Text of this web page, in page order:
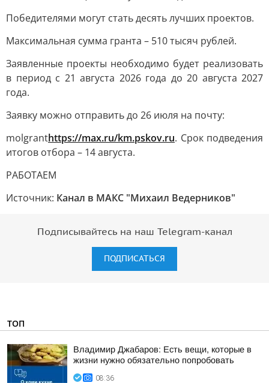
Победителями могут стать десять лучших проектов.
Максимальная сумма гранта – 510 тысяч рублей.
Заявленные проекты необходимо будет реализовать
в период с 21 августа 2026 года до 20 августа 2027
года.
Заявку можно отправить до 26 июля на почту:
molgranthttps://max.ru/km.pskov.ru. Срок подведения
итогов отбора – 14 августа.
РАБОТАЕМ
Источник: Канал в МАКС "Михаил Ведерников"
Подписывайтесь на наш Telegram-канал
ПОДПИСАТЬСЯ
ТОП
Владимир Джабаров: Есть вещи, которые в
жизни нужно обязательно попробовать
08:36